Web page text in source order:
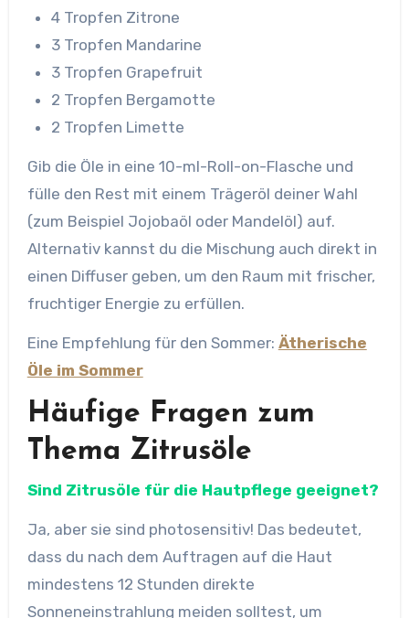
4 Tropfen Zitrone
3 Tropfen Mandarine
3 Tropfen Grapefruit
2 Tropfen Bergamotte
2 Tropfen Limette
Gib die Öle in eine 10-ml-Roll-on-Flasche und
fülle den Rest mit einem Trägeröl deiner Wahl
(zum Beispiel Jojobaöl oder Mandelöl) auf.
Alternativ kannst du die Mischung auch direkt in
einen Diffuser geben, um den Raum mit frischer,
fruchtiger Energie zu erfüllen.
Eine Empfehlung für den Sommer: Ätherische
Öle im Sommer
Häufige Fragen zum
Thema Zitrusöle
Sind Zitrusöle für die Hautpflege geeignet?
Ja, aber sie sind photosensitiv! Das bedeutet,
dass du nach dem Auftragen auf die Haut
mindestens 12 Stunden direkte
Sonneneinstrahlung meiden solltest, um